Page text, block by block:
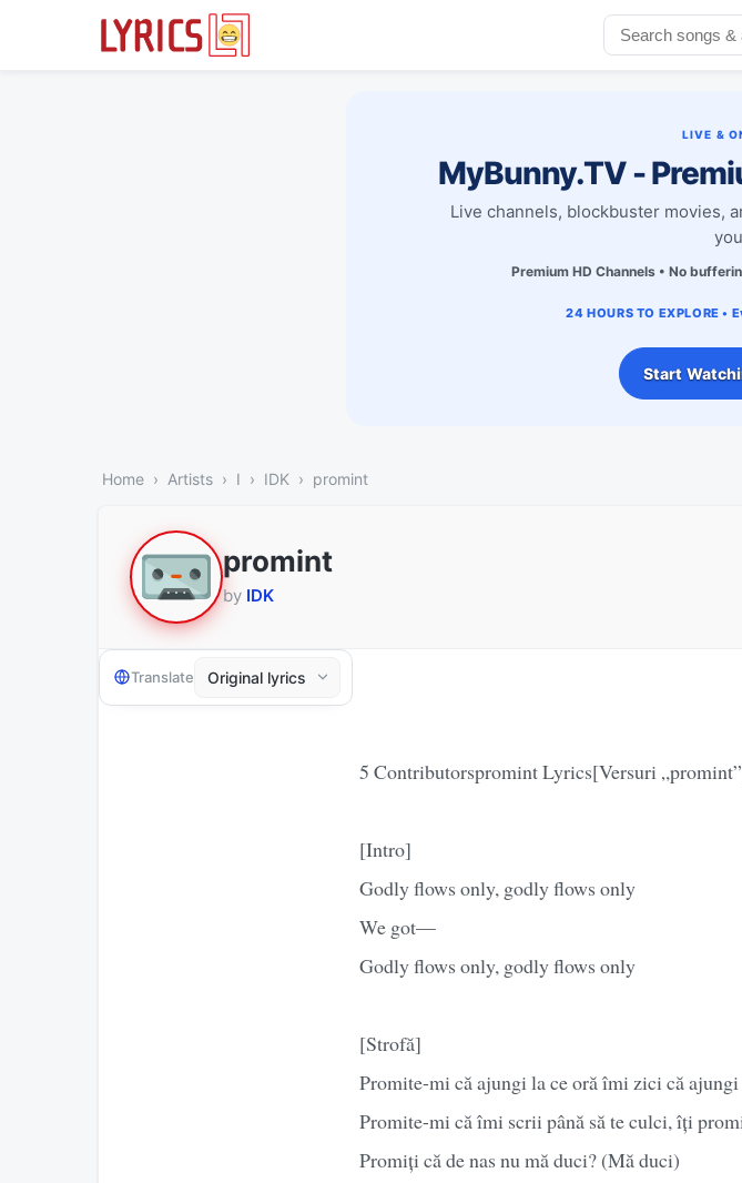
LIVE &
MyBunny.TV -
Live channels, blockbuster movies,
Premium HD Channels • No
24 HOURS TO EXPLORE
Start
Home Artists I IDK promint
promint
by IDK
Translate
5 Contributorspromint Lyrics[Versuri
[Intro]
Godly flows only, godly flows only
We got—
Godly flows only, godly flows only
[Strofă]
Promite-mi că ajungi la ce oră îmi zici că
Promite-mi că îmi scrii până să te culci, îți
Promiți că de nas nu mă duci? (Mă duci)